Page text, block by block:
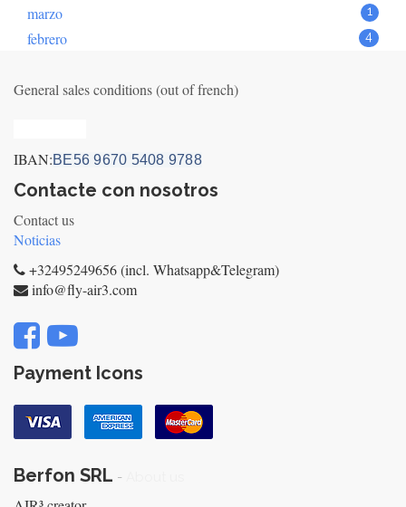
marzo 1
febrero 4
General sales conditions (out of french)
IBAN:BE56 9670 5408 9788
Contacte con nosotros
Contact us
Noticias
+32495249656 (incl. Whatsapp&Telegram)
info@fly-air3.com
Payment Icons
Berfon SRL -